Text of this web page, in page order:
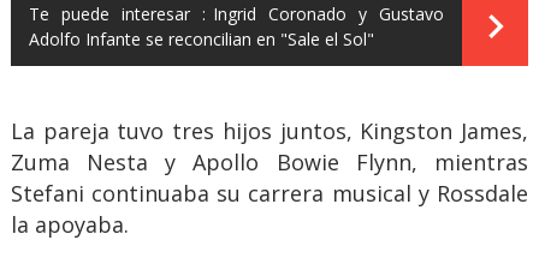
Te puede interesar : Ingrid Coronado y Gustavo
Adolfo Infante se reconcilian en "Sale el Sol"
La pareja tuvo tres hijos juntos, Kingston James,
Zuma Nesta y Apollo Bowie Flynn, mientras
Stefani continuaba su carrera musical y Rossdale
la apoyaba.